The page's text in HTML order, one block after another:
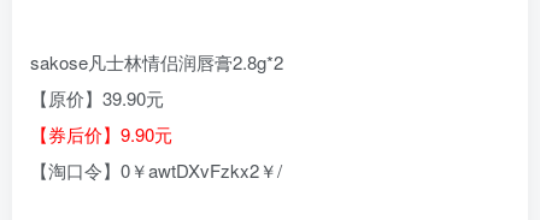
sakose凡士林情侣润唇膏2.8g*2
【原价】39.90元
【券后价】9.90元
【淘口令】0￥awtDXvFzkx2￥/